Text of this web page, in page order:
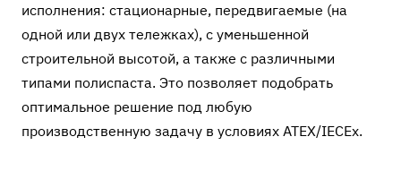
исполнения: стационарные, передвигаемые (на
одной или двух тележках), с уменьшенной
строительной высотой, а также с различными
типами полиспаста. Это позволяет подобрать
оптимальное решение под любую
производственную задачу в условиях ATEX/IECEx.